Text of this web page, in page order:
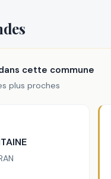
cette commune
plus proches